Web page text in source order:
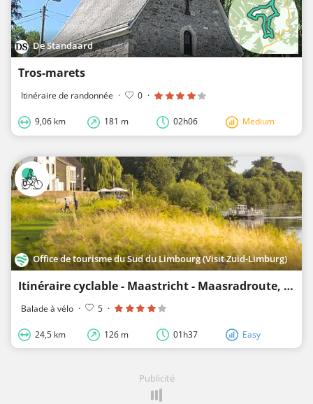
De Standaard
Tros-marets
Itinéraire de randonnée · 0 ·
9,06 km 181 m 02h06 Medium
Office de tourisme du Sud du Limbourg (Visit Zuid-Limburg)
Itinéraire cyclable - Maastricht - Maasradroute, entre Eijsden et Maastricht
Balade à vélo · 5 ·
24,5 km 126 m 01h37 Easy
Publicité